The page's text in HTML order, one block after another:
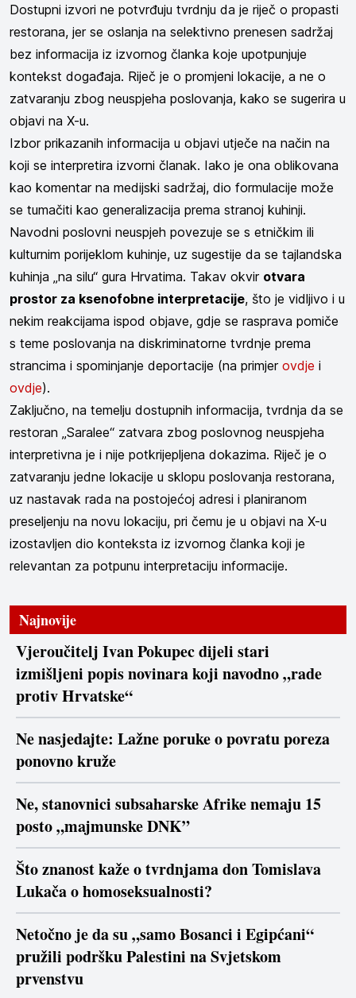
Dostupni izvori ne potvrđuju tvrdnju da je riječ o propasti
restorana, jer se oslanja na selektivno prenesen sadržaj
bez informacija iz izvornog članka koje upotpunjuje
kontekst događaja. Riječ je o promjeni lokacije, a ne o
zatvaranju zbog neuspjeha poslovanja, kako se sugerira u
objavi na X-u.
Izbor prikazanih informacija u objavi utječe na način na
koji se interpretira izvorni članak. Iako je ona oblikovana
kao komentar na medijski sadržaj, dio formulacije može
se tumačiti kao generalizacija prema stranoj kuhinji.
Navodni poslovni neuspjeh povezuje se s etničkim ili
kulturnim porijeklom kuhinje, uz sugestije da se tajlandska
kuhinja „na silu“ gura Hrvatima. Takav okvir otvara
prostor za ksenofobne interpretacije, što je vidljivo i u
nekim reakcijama ispod objave, gdje se rasprava pomiče
s teme poslovanja na diskriminatorne tvrdnje prema
strancima i spominjanje deportacije (na primjer ovdje i
ovdje).
Zaključno, na temelju dostupnih informacija, tvrdnja da se
restoran „Saralee“ zatvara zbog poslovnog neuspjeha
interpretivna je i nije potkrijepljena dokazima. Riječ je o
zatvaranju jedne lokacije u sklopu poslovanja restorana,
uz nastavak rada na postojećoj adresi i planiranom
preseljenju na novu lokaciju, pri čemu je u objavi na X-u
izostavljen dio konteksta iz izvornog članka koji je
relevantan za potpunu interpretaciju informacije.
Najnovije
Vjeroučitelj Ivan Pokupec dijeli stari
izmišljeni popis novinara koji navodno „rade
protiv Hrvatske“
Ne nasjedajte: Lažne poruke o povratu poreza
ponovno kruže
Ne, stanovnici subsaharske Afrike nemaju 15
posto „majmunske DNK”
Što znanost kaže o tvrdnjama don Tomislava
Lukača o homoseksualnosti?
Netočno je da su „samo Bosanci i Egipćani“
pružili podršku Palestini na Svjetskom
prvenstvu